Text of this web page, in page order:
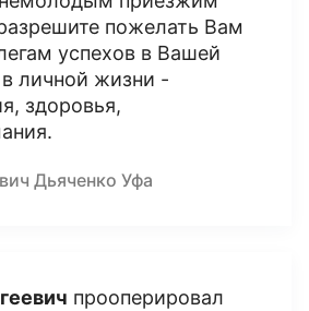
пожелать Вам
успехов в Вашей
личной жизни -
здоровья,
Дьяченко Уфа
прооперировал